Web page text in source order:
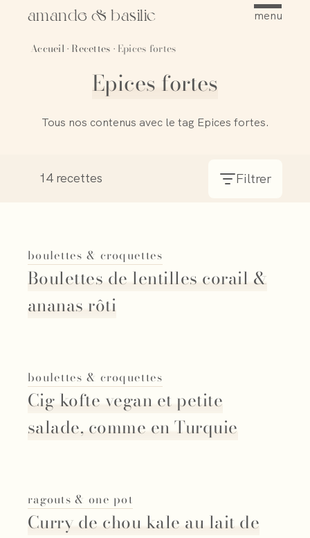
amande & basilic menu
Accueil · Recettes · Epices fortes
Epices fortes
Tous nos contenus avec le tag Epices fortes.
14 recettes Filtrer
boulettes & croquettes
Boulettes de lentilles corail &
ananas rôti
boulettes & croquettes
Cig kofte vegan et petite
salade, comme en Turquie
ragouts & one pot
Curry de chou kale au lait de